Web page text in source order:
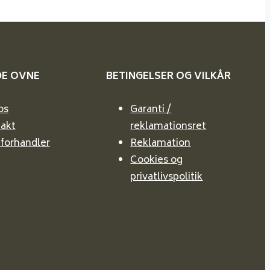
OVNE
BETINGELSER OG VILKÅR
Garanti /
reklamationsret
Reklamation
Cookies og
privatlivspolitik